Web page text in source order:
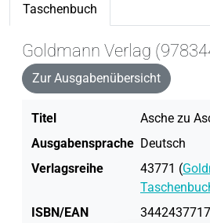
Taschenbuch
Goldmann Verlag
Zur Ausgabenübersicht
Titel
Asche zu
Ausgabensprache Deutsch
Verlagsreihe
43771 (
ISBN/EAN